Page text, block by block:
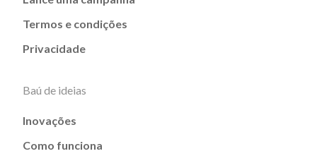
Termos e condições
Privacidade
Baú de ideias
Inovações
Como funciona